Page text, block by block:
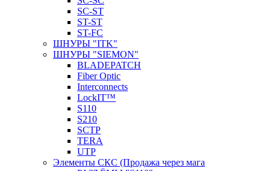
SC-ST
ST-ST
ST-FC
ШНУРЫ "ITK"
ШНУРЫ "SIEMON"
BLADEPATCH
Fiber Optic
Interconnects
LockIT™
S110
S210
SCTP
TERA
UTP
Элементы СКС (Продажа через мага